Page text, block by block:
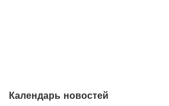
Календарь новостей